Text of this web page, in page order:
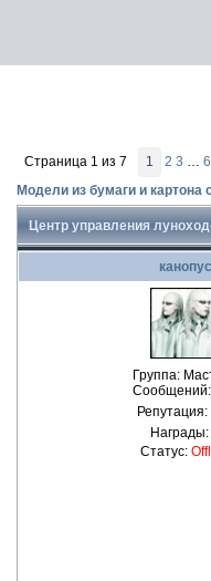
Страница 1 из 7 1 2 3 … 6
Модели из бумаги и
Центр управления
канопус
Группа:
Сообщений:
Репутация:
Награды:
Статус: